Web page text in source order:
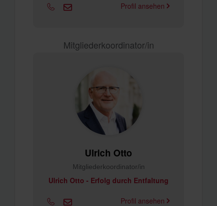
Profil ansehen
Mitgliederkoordinator/in
Ulrich Otto
Mitgliederkoordinator/in
Ulrich Otto - Erfolg durch Entfaltung
Profil ansehen